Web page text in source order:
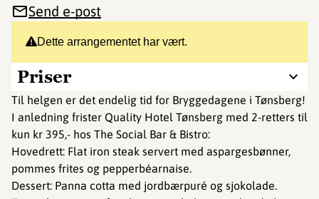
Dette arrangementet har vært.
Priser
Til helgen er det endelig tid for Bryggedagene i Tønsberg!
I anledning frister Quality Hotel Tønsberg med 2-retters til
kun kr 395,- hos The Social Bar & Bistro:
️Hovedrett: Flat iron steak servert med aspargesbønner,
pommes frites og pepperbéarnaise.
Dessert: Panna cotta med jordbærpuré og sjokolade.
Send e-post